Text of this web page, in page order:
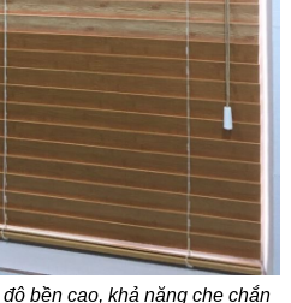
độ bền cao, khả năng che chắn